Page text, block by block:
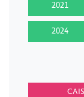
2021
2024